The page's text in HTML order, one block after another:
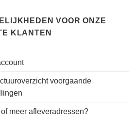
VOOR ONZE
KLANTEN
voorgaande
meer afleveradressen?